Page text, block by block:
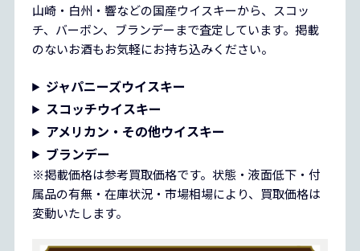
山崎・白州・響などの国産ウイスキーから、スコッ
チ、バーボン、ブランデーまで査定しています。掲載
のないお酒もお気軽にお持ち込みください。
ジャパニーズウイスキー
スコッチウイスキー
アメリカン・その他ウイスキー
ブランデー
※掲載価格は参考買取価格です。状態・液面低下・付
属品の有無・在庫状況・市場相場により、買取価格は
変動いたします。